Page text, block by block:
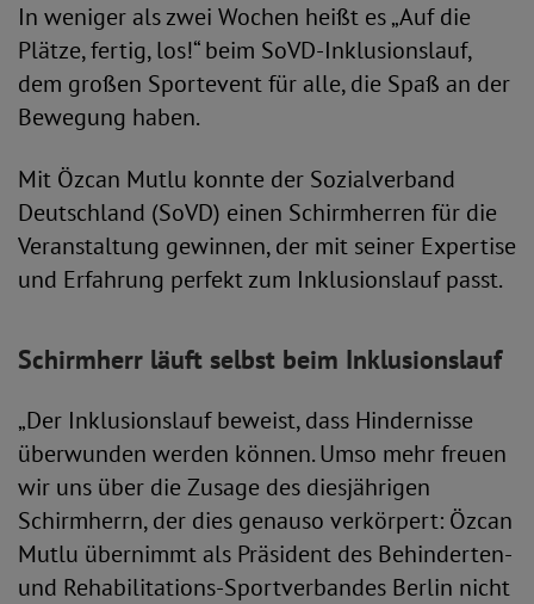
In weniger als zwei Wochen heißt es „Auf die
Plätze, fertig, los!“ beim SoVD-Inklusionslauf,
dem großen Sportevent für alle, die Spaß an der
Bewegung haben.
Mit Özcan Mutlu konnte der Sozialverband
Deutschland (SoVD) einen Schirmherren für die
Veranstaltung gewinnen, der mit seiner Expertise
und Erfahrung perfekt zum Inklusionslauf passt.
Schirmherr läuft selbst beim Inklusionslauf
„Der Inklusionslauf beweist, dass Hindernisse
überwunden werden können. Umso mehr freuen
wir uns über die Zusage des diesjährigen
Schirmherrn, der dies genauso verkörpert: Özcan
Mutlu übernimmt als Präsident des Behinderten-
und Rehabilitations-Sportverbandes Berlin nicht